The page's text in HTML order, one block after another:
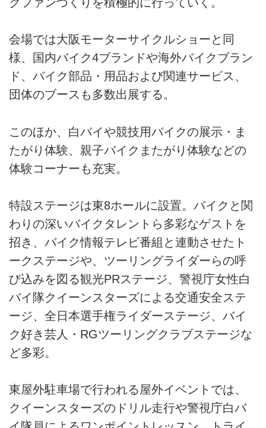
会場では大阪モーターサイクルショーと同
様、国内バイク4ブランドや海外バイクブラン
ド、バイク部品・用品および関連サービス、
団体のブースも多数出展する。
このほか、白バイや競技用バイクの展示・ま
たがり体験、親子バイクまたがり体験などの
体験コーナーも充実。
特設ステージは東8ホールに設置。バイクと関
わりの深いバイクタレントら多彩なゲストを
招き、バイク情報テレビ番組と連動させたト
ークステージや、ツーリングライダーらの呼
び込みを図る観光PRステージ、警視庁女性白
バイ隊クイーンスターズによる交通安全ステ
ージ、全日本選手権ライダーステージ、バイ
ク好き芸人・RGツーリングクラブステージな
ど多彩。
東屋外駐車場で行われる屋外イベントでは、
クイーンスターズのドリル走行や警視庁白バ